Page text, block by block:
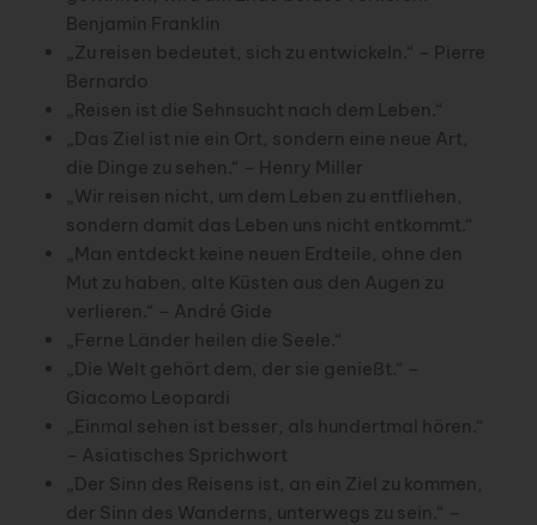
Benjamin Franklin
„Zu reisen bedeutet, sich zu entwickeln.“ – Pierre
Bernardo
„Reisen ist die Sehnsucht nach dem Leben.“
„Das Ziel ist nie ein Ort, sondern eine neue Art,
die Dinge zu sehen.“ – Henry Miller
„Wir reisen nicht, um dem Leben zu entfliehen,
sondern damit das Leben uns nicht entkommt.“
„Man entdeckt keine neuen Erdteile, ohne den
Mut zu haben, alte Küsten aus den Augen zu
verlieren.“ – André Gide
„Ferne Länder heilen die Seele.“
„Die Welt gehört dem, der sie genießt.“ –
Giacomo Leopardi
„Einmal sehen ist besser, als hundertmal hören.“
– Asiatisches Sprichwort
„Der Sinn des Reisens ist, an ein Ziel zu kommen,
der Sinn des Wanderns, unterwegs zu sein.“ –